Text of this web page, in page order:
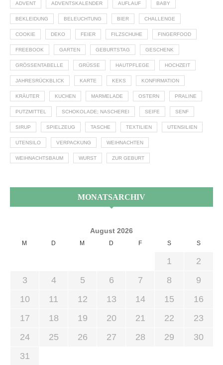
ADVENT ADVENTSKALENDER AUFLAUF BABY
BEKLEIDUNG BELEUCHTUNG BIER CHALLENGE
COOKIE DEKO FEIER FILZSCHUHE FINGERFOOD
FREEBOOK GARTEN GEBURTSTAG GESCHENK
GRÖSSENTABELLE GRÜSSE HAUTPFLEGE HOCHZEIT
JAHRESRÜCKBLICK KARTE KEKS KONFIRMATION
KRÄUTER KUCHEN MARMELADE OSTERN PRALINE
PUTZMITTEL SCHOKOLADE; NASCHEREI SEIFE SENF
SIRUP SPIELZEUG TASCHE TEXTILIEN UTENSILIEN
UTENSILO VERPACKUNG WEIHNACHTEN
WEIHNACHTSBAUM WURST ZUR GEBURT
MONATSARCHIV
August 2026
M D M D F S S
1
2
3
4 5 6 7 8
9
10
11 12 13 14 15
16
17
18 19 20 21 22
23
24
25 26 27 28 29
30
31